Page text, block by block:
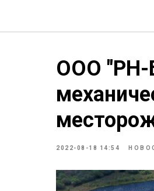
ООО "РН-
2022-08-18 14:54